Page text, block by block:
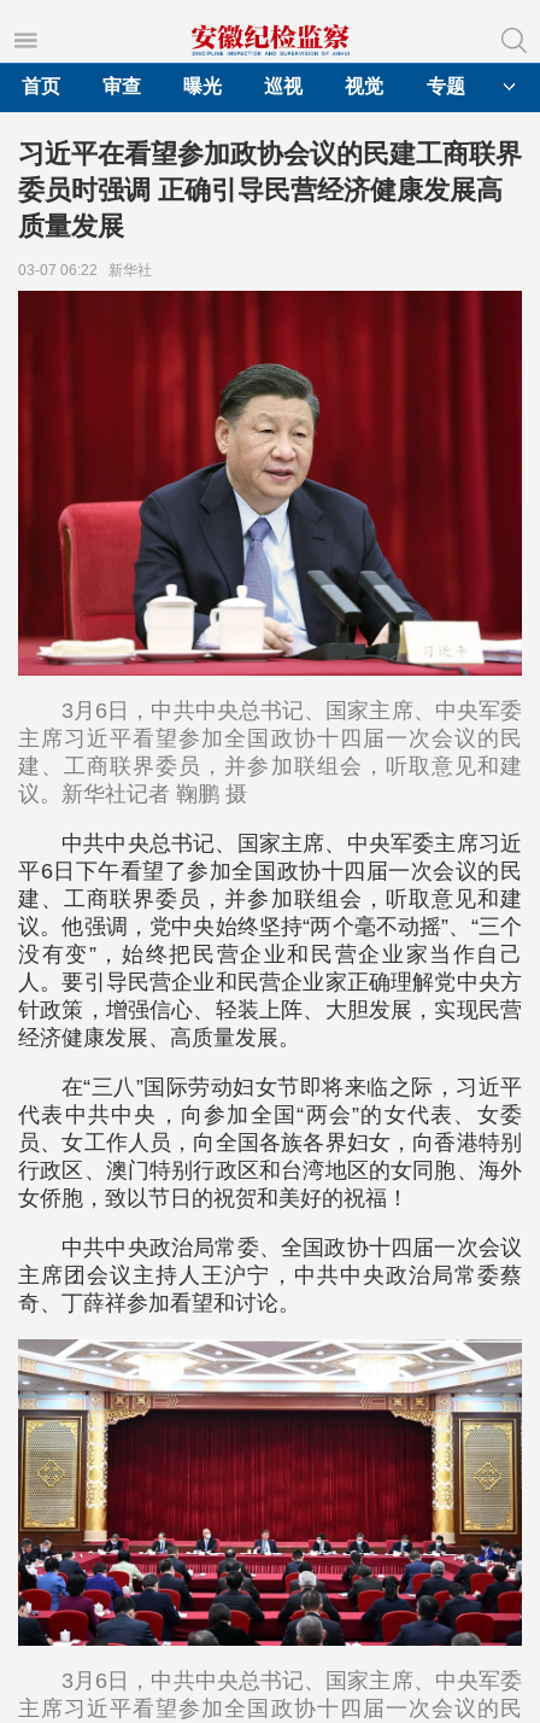
首页
审查 曝光 巡视 视觉 专题
习近平在看望参加政协会议的民建工商联界
委员时强调 正确引导民营经济健康发展高
质量发展
03-07 06:22 新华社
3月6日，中共中央总书记、国家主席、中央军委
主席习近平看望参加全国政协十四届一次会议的民
建、工商联界委员，并参加联组会，听取意见和建
议。新华社记者 鞠鹏 摄
中共中央总书记、国家主席、中央军委主席习近
平6日下午看望了参加全国政协十四届一次会议的民
建、工商联界委员，并参加联组会，听取意见和建
议。他强调，党中央始终坚持“两个毫不动摇”、“三个
没有变”，始终把民营企业和民营企业家当作自己
人。要引导民营企业和民营企业家正确理解党中央方
针政策，增强信心、轻装上阵、大胆发展，实现民营
经济健康发展、高质量发展。
在“三八”国际劳动妇女节即将来临之际，习近平
代表中共中央，向参加全国“两会”的女代表、女委
员、女工作人员，向全国各族各界妇女，向香港特别
行政区、澳门特别行政区和台湾地区的女同胞、海外
女侨胞，致以节日的祝贺和美好的祝福！
中共中央政治局常委、全国政协十四届一次会议
主席团会议主持人王沪宁，中共中央政治局常委蔡
奇、丁薛祥参加看望和讨论。
3月6日，中共中央总书记、国家主席、中央军委
主席习近平看望参加全国政协十四届一次会议的民